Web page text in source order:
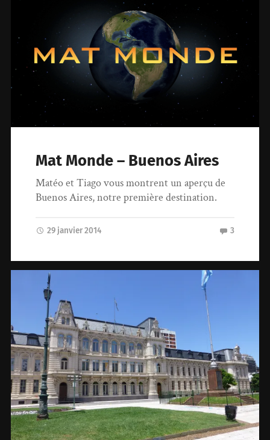
Mat Monde – Buenos Aires
Matéo et Tiago vous montrent un aperçu de
Buenos Aires, notre première destination.
29 janvier 2014 3